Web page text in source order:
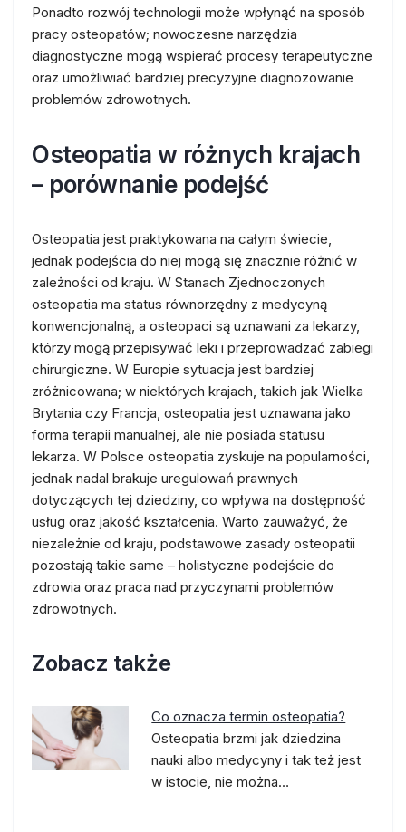
Ponadto rozwój technologii może wpłynąć na sposób
pracy osteopatów; nowoczesne narzędzia
diagnostyczne mogą wspierać procesy terapeutyczne
oraz umożliwiać bardziej precyzyjne diagnozowanie
problemów zdrowotnych.
Osteopatia w różnych krajach
– porównanie podejść
Osteopatia jest praktykowana na całym świecie,
jednak podejścia do niej mogą się znacznie różnić w
zależności od kraju. W Stanach Zjednoczonych
osteopatia ma status równorzędny z medycyną
konwencjonalną, a osteopaci są uznawani za lekarzy,
którzy mogą przepisywać leki i przeprowadzać zabiegi
chirurgiczne. W Europie sytuacja jest bardziej
zróżnicowana; w niektórych krajach, takich jak Wielka
Brytania czy Francja, osteopatia jest uznawana jako
forma terapii manualnej, ale nie posiada statusu
lekarza. W Polsce osteopatia zyskuje na popularności,
jednak nadal brakuje uregulowań prawnych
dotyczących tej dziedziny, co wpływa na dostępność
usług oraz jakość kształcenia. Warto zauważyć, że
niezależnie od kraju, podstawowe zasady osteopatii
pozostają takie same – holistyczne podejście do
zdrowia oraz praca nad przyczynami problemów
zdrowotnych.
Zobacz także
Co oznacza termin osteopatia?
Osteopatia brzmi jak dziedzina
nauki albo medycyny i tak też jest
w istocie, nie można…